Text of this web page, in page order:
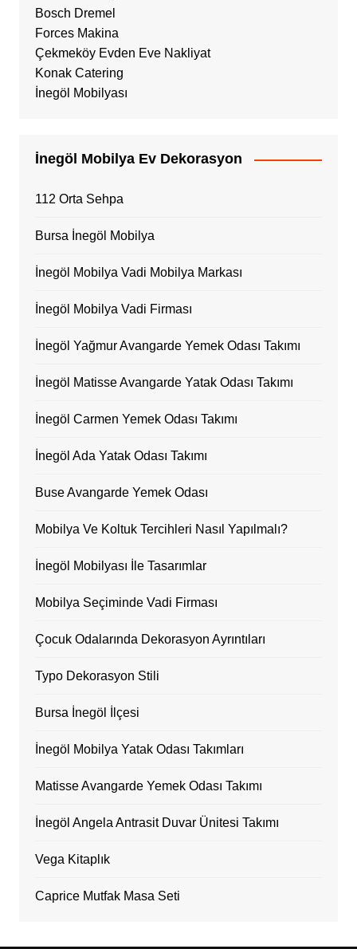
Bosch Dremel
Forces Makina
Çekmeköy Evden Eve Nakliyat
Konak Catering
İnegöl Mobilyası
İnegöl Mobilya Ev Dekorasyon
112 Orta Sehpa
Bursa İnegöl Mobilya
İnegöl Mobilya Vadi Mobilya Markası
İnegöl Mobilya Vadi Firması
İnegöl Yağmur Avangarde Yemek Odası Takımı
İnegöl Matisse Avangarde Yatak Odası Takımı
İnegöl Carmen Yemek Odası Takımı
İnegöl Ada Yatak Odası Takımı
Buse Avangarde Yemek Odası
Mobilya Ve Koltuk Tercihleri Nasıl Yapılmalı?
İnegöl Mobilyası İle Tasarımlar
Mobilya Seçiminde Vadi Firması
Çocuk Odalarında Dekorasyon Ayrıntıları
Typo Dekorasyon Stili
Bursa İnegöl İlçesi
İnegöl Mobilya Yatak Odası Takımları
Matisse Avangarde Yemek Odası Takımı
İnegöl Angela Antrasit Duvar Ünitesi Takımı
Vega Kitaplık
Caprice Mutfak Masa Seti